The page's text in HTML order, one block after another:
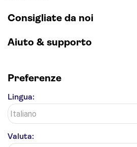
Consigliate da noi
Aiuto & supporto
Preferenze
Lingua:
Valuta: